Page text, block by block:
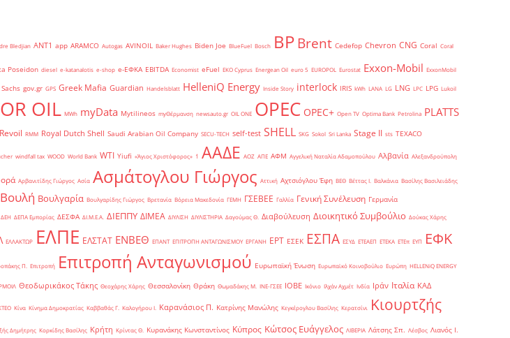
Bledjian ANT1 app ARAMCO Autogas AVINOIL Baker Hughes Biden Joe BlueFuel Bosch BPBrent Cedefop Chevron CNG Coral Coral
Poseidon diesel e-katanalotis e-shop e-ΕΦΚΑ EBITDA Economist eFuel EKO Cyprus Energean Oil euro 5 EUROPOL Eurostat Exxon-Mobil ExxonMobil
gov.gr GPS Greek Mafia Guardian Handelsblatt HelleniQ Energy Inside Story interlock IRIS kWh LANA LG LNG LPC LPG Lukoil
OIL MWh myData Mytilineos myΘέρμανση newsauto.gr OIL ONE OPEC OPEC+ Open TV Optima Bank Petrolina PLATTS
Revoil RMM Royal Dutch Shell Saudi Arabian Oil Company SECU-TECH self-test SHELL SKG Sokol Sri Lanka Stage II sts TEXACO
windfall tax WOOD World Bank WTI Yiufi «Άγιος Χριστόφορος» ΄1 ΑΑΔΕ ΑΟΖ ΑΠΕ ΑΦΜ Αγγελική Ναταλία Αδαμοπούλου Αλβανία Αλεξανδρούπολη
Αρβανιτίδης Γιώργος Ασία Ασμάτογλου Γιώργος Αττική Αχτσιόγλου Έφη ΒΕΘ Βέττας Ι. Βαλκάνια Βασίλης Βασιλειάδης
Βουλή Βουλγαρία Βουλγαρίδης Γιώργος Βρετανία Βόρεια Μακεδονία ΓΕΜΗ ΓΣΕΒΕΕ Γαλλία Γενική Συνέλευση Γερμανία
ΔΕΗ ΔΕΠΑ Εμπορίας ΔΕΣΦΑ ΔΙ.Μ.Ε.Α. ΔΙΕΠΠΥ ΔΙΜΕΑ ΔΙΥΛΙΣΗ ΔΙΥΛΙΣΤΗΡΙΑ Δαγούμας Θ. Διαβούλευση Διοικητικό Συμβούλιο Δούκας Χάρης
ΕΛΛΑΚΤΩΡ ΕΛΠΕ ΕΛΣΤΑΤ ΕΝΒΕΘ ΕΠΑΝΤ ΕΠΙΤΡΟΠΗ ΑΝΤΑΓΩΝΙΣΜΟΥ ΕΡΓΑΝΗ ΕΡΤ ΕΣΕΚ ΕΣΠΑ ΕΣΥΔ ΕΤΕΑΕΠ ΕΤΕΚΑ ΕΤΕπ ΕΥΠ ΕΦΚ
Π. Επιτροπή Επιτροπή Ανταγωνισμού Ευρωπαϊκή Ένωση Ευρωπαϊκό Κοινοβούλιο Ευρώπη ΗELLENiQ ENERGY
Θεοδωρικάκος Τάκης Θεοχάρης Χάρης Θεσσαλονίκη Θράκη Θωμαδάκης Μ. ΙΝΕ-ΓΣΕΕ ΙΟΒΕ Ικόνιο Ιλχάν Αχμέτ Ινδία Ιράν Ιταλία ΚΑΔ
Κίνα Κίνημα Δημοκρατίας Καββαθάς Γ. Καλογήρου Ι. Καρανάσιος Π. Κατρίνης Μανώλης Κεγκέρογλου Βασίλης Κερατσίνι
Κιουρτζής
Δημήτρης Κορκίδης Βασίλης Κρήτη Κρίντας Θ. Κυρανάκης Κωνσταντίνος Κύπρος Κώτσος Ευάγγελος ΛΙΒΕΡΙΑ Λάτσης Σπ. Λέσβος Λιανός Ι.